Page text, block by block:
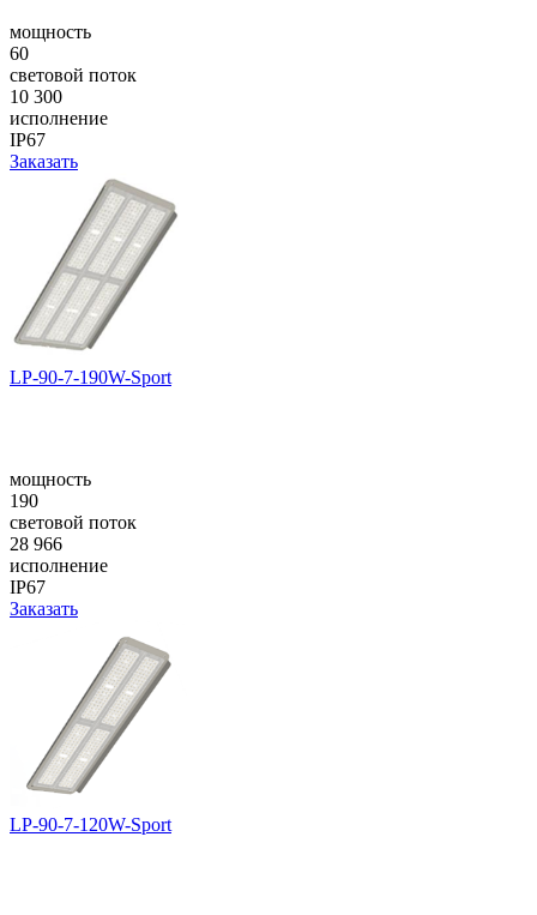
мощность
60
световой поток
10 300
исполнение
IP67
Заказать
LP-90-7-190W-Sport
мощность
190
световой поток
28 966
исполнение
IP67
Заказать
LP-90-7-120W-Sport